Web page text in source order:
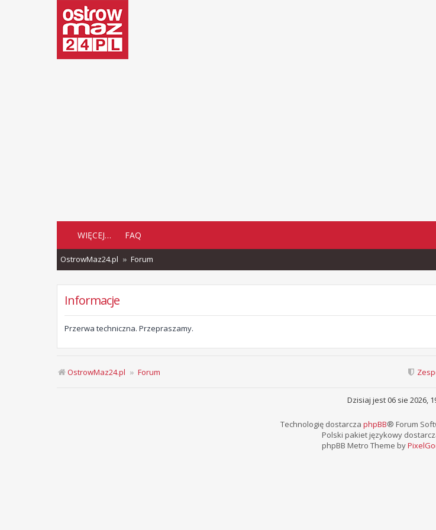
WIĘCEJ… FAQ
OstrowMaz24.pl Forum
Informacje
Przerwa techniczna. Przepraszamy.
OstrowMaz24.pl Forum
Dzisiaj jest 06 sie 2026,
Technologię dostarcza phpBB® Forum
Polski pakiet językowy
phpBB Metro Theme by